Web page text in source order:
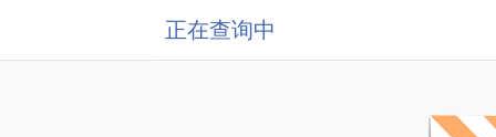
正在查询中